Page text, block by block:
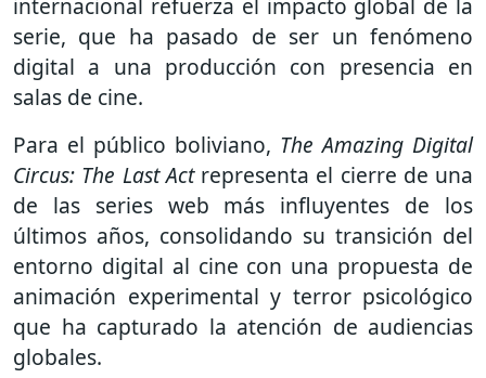
serie, que ha pasado de ser un fenómeno
digital a una producción con presencia en
salas de cine.
Para el público boliviano, The Amazing Digital
Circus: The Last Actrepresenta el cierre de una
de las series web más influyentes de los
últimos años, consolidando su transición del
entorno digital al cine con una propuesta de
animación experimental y terror psicológico
que ha capturado la atención de audiencias
globales.